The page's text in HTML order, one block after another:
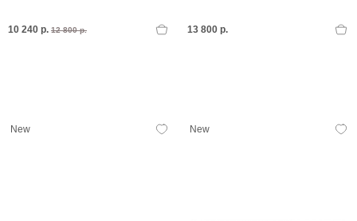
10 240 р. 12 800 р. 13 800 р.
New New